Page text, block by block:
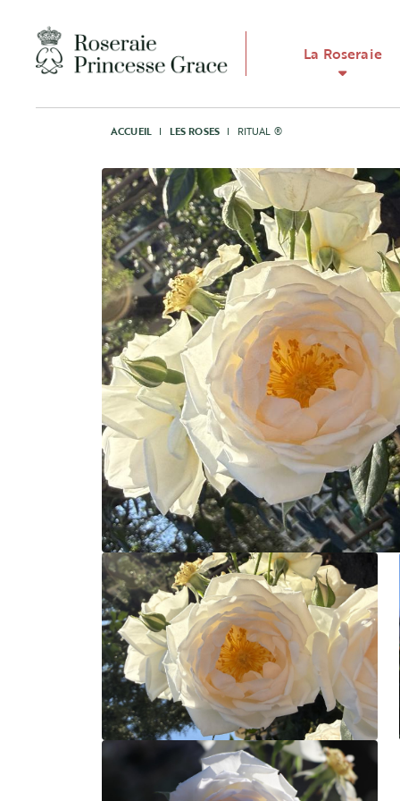
La Roseraie
ACCUEIL I LES ROSES I RITUAL ®